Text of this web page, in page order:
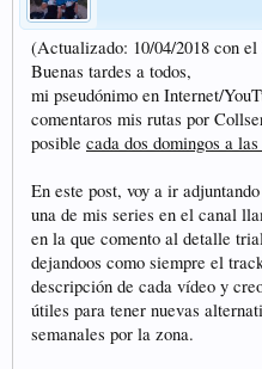
(Actualizado: 10/04/2018 con
Buenas tardes a todos,
mi pseudónimo en Internet/
comentaros mis rutas por
posible cada dos domingos a
En este post, voy a ir
una de mis series en el canal
en la que comento al detalle
dejandoos como siempre el
descripción de cada vídeo y
útiles para tener nuevas
semanales por la zona.